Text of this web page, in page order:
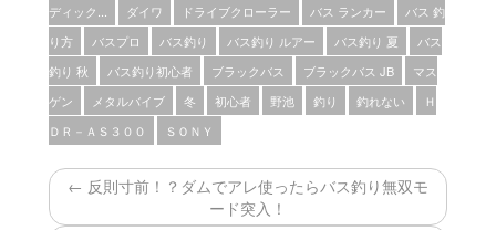
ディック...
ダイワ ドライブクローラー バス ランカー
バス 釣
り方
バスプロ バス釣り バス釣り ルアー バス釣り 夏
バス
釣り 秋
バス釣り初心者 ブラックバス ブラックバス JB
マス
ゲン
メタルバイブ 冬 初心者 野池 釣り 釣れない
Ｈ
ＤＲ－ＡＳ３００
ＳＯＮＹ
← 反則寸前！？ダムでアレ使ったらバス釣り無双モ
ード突入！